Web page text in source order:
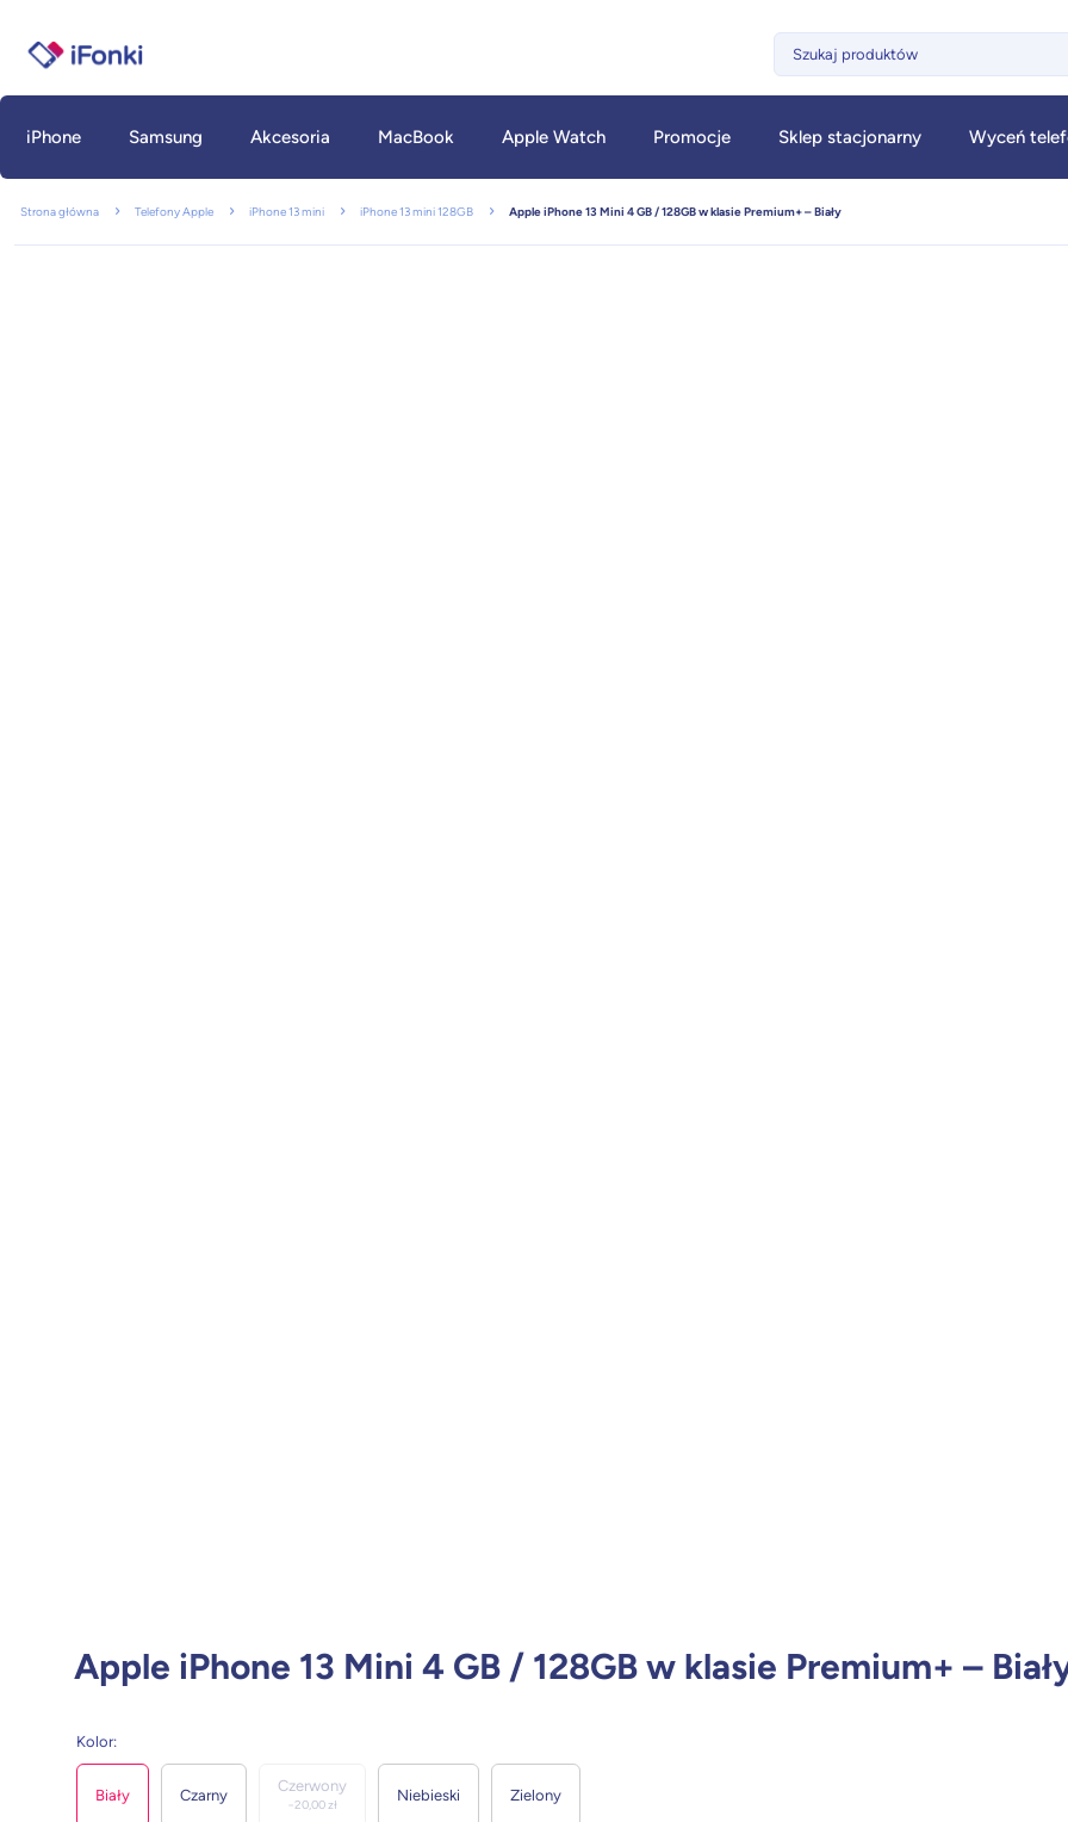
iPhone Samsung Akcesoria MacBook Apple Watch Promocje Sklep stacjonarny Wyceń
Strona główna Telefony Apple iPhone 13 mini iPhone 13 mini 128GB Apple iPhone 13 Mini 4 GB / 128GB w klasie Premium+ – Biały
Apple iPhone 13 Mini 4 GB / 128GB w klasie Premium+ –
Kolor:
Biały Czarny
Czerwony
20,00zł
Niebieski Zielony